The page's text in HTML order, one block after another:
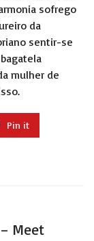
sofrego
da
sentir-se
bagatela
mulher de
Pin it
Meet